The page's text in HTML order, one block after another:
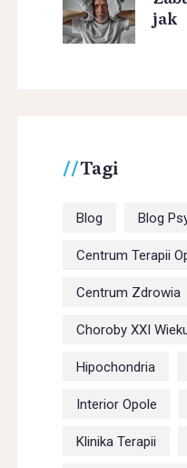
jak
Tagi
Blog Blog
Centrum Terapii
Centrum Zdrowia
Choroby XXI
Hipochondria
Interior Opole
Klinika Terapii